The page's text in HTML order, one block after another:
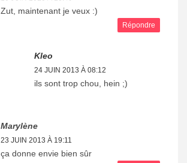
Zut, maintenant je veux :)
Répondre
Kleo
24 JUIN 2013 À 08:12
ils sont trop chou, hein ;)
Marylène
23 JUIN 2013 À 19:11
ça donne envie bien sûr